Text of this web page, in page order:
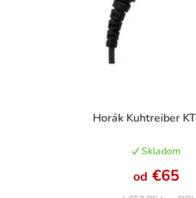
Horák Kuhtreiber
je
4,8
z
Skladom
od €65